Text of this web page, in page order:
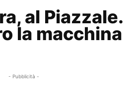
al Piazzale.
la macchina
- Pubblicità -